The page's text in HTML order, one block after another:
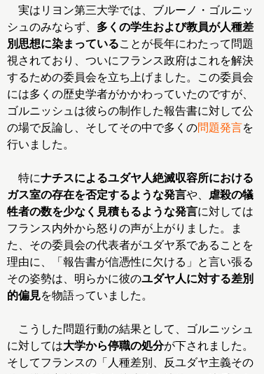
実はリヨン第三大学では、ブルーノ・ゴルニッ
シュのみならず、 多くの学生および教員が人種差
別思想に染まっていることが長年にわたって問題
視されており、ついにフランス政府はこれを解決
するための委員会を立ち上げました。この委員会
には多くの歴史学者がかかわっていたのですが、
ゴルニッシュは彼らの制作した報告書に対して公
の場で反論し、そしてその中で多くの問題発言を
行いました。
特にナチスによるユダヤ人絶滅収容所における
ガス室の存在を否定するような発言や、
虐殺の犠
牲者の数を少なく見積もるような発言に対しては
フランス内外から怒りの声が上がりました。ま
た、その委員会の代表者がユダヤ系であることを
理由に、「報告書が信憑性に欠ける」と言い張る
その姿勢は、明らかに彼のユダヤ人に対する差別
的偏見を物語っていました。
こうした問題行動の結果として、ゴルニッシュ
に対しては大学から停職の処分が下されました。
そしてフランスの「人種差別、反ユダヤ主義その